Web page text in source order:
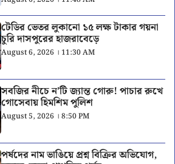
টেডির ভেতর লুকানো ১৫ লক্ষ টাকার গয়না
চুরি দাসপুরের হাজরাবেড়ে
August 6, 2026 । 11:30 AM
সবজির নীচে ন’টি জ্যান্ত গোরু! পাচার রুখে
গোসেবায় হিমশিম পুলিশ
August 5, 2026 । 8:50 PM
পর্ষদের নাম ভাঙিয়ে প্রশ্ন বিক্রির অভিযোগ,